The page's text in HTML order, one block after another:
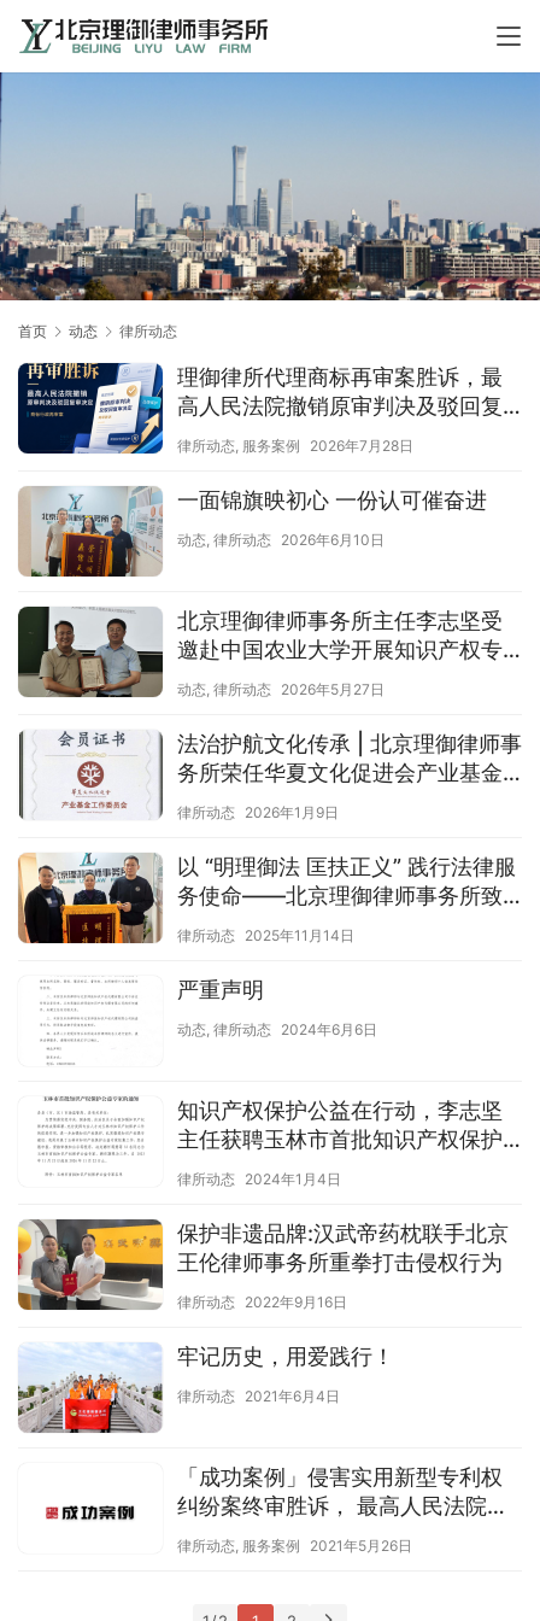
首页 动态 律所动态
理御律所代理商标再审案胜诉，最
高人民法院撤销原审判决及驳回复
审决定
律所动态, 服务案例 2026年7月28日
一面锦旗映初心 一份认可催奋进
动态, 律所动态 2026年6月10日
北京理御律师事务所主任李志坚受
邀赴中国农业大学开展知识产权专
题讲座
动态, 律所动态 2026年5月27日
法治护航文化传承 | 北京理御律师事
务所荣任华夏文化促进会产业基金
工作委员会理事单位
律所动态 2026年1月9日
以 “明理御法 匡扶正义” 践行法律服
务使命——北京理御律师事务所致
谢客户赠旗
律所动态 2025年11月14日
严重声明
动态, 律所动态 2024年6月6日
知识产权保护公益在行动，李志坚
主任获聘玉林市首批知识产权保护
公益专家
律所动态 2024年1月4日
保护非遗品牌:汉武帝药枕联手北京
王伦律师事务所重拳打击侵权行为
律所动态 2022年9月16日
牢记历史，用爱践行！
律所动态 2021年6月4日
「成功案例」侵害实用新型专利权
纠纷案终审胜诉， 最高人民法院二
审改判专利不侵权
律所动态, 服务案例 2021年5月26日